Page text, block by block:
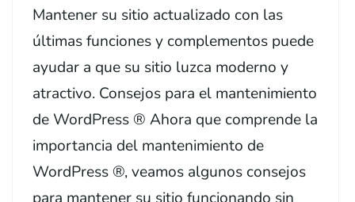
Mantener su sitio actualizado con las
últimas funciones y complementos puede
ayudar a que su sitio luzca moderno y
atractivo. Consejos para el mantenimiento
de WordPress ® Ahora que comprende la
importancia del mantenimiento de
WordPress ®, veamos algunos consejos
para mantener su sitio funcionando sin